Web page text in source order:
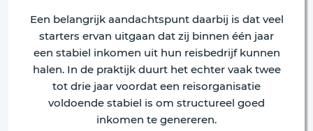
Een belangrijk aandachtspunt daarbij is dat veel
starters ervan uitgaan dat zij binnen één jaar
een stabiel inkomen uit hun reisbedrijf kunnen
halen. In de praktijk duurt het echter vaak twee
tot drie jaar voordat een reisorganisatie
voldoende stabiel is om structureel goed
inkomen te genereren.